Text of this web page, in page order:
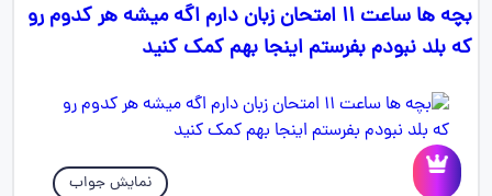
بچه ها ساعت ۱۱ امتحان زبان دارم اگه میشه هر کدوم رو
که بلد نبودم بفرستم اینجا بهم کمک کنید
نمایش جواب